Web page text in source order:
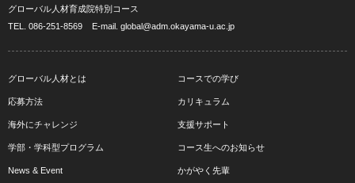
グローバル人材育成院特別コース
TEL. 086-251-8569 E-mail. global@adm.okayama-u.ac.jp
グローバル人材とは コースでの学び
応募方法 カリキュラム
海外にチャレンジ 支援サポート
学部・学科型プログラム コース生へのお知らせ
News & Event かがやく先輩